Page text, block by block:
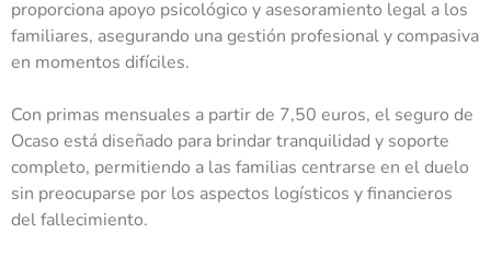
proporciona apoyo psicológico y asesoramiento legal a los
familiares, asegurando una gestión profesional y compasiva
en momentos difíciles.
Con primas mensuales a partir de 7,50 euros, el seguro de
Ocaso está diseñado para brindar tranquilidad y soporte
completo, permitiendo a las familias centrarse en el duelo
sin preocuparse por los aspectos logísticos y financieros
del fallecimiento.